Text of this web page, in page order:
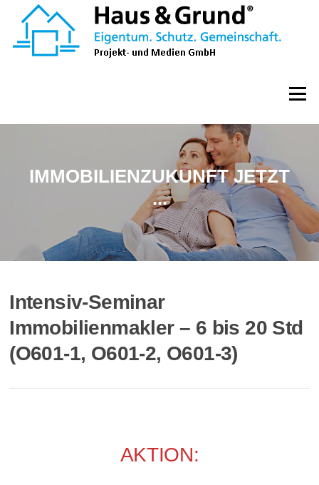
Inhalt
springen
Menü
IMMOBILIENZUKUNFT JETZT
...
Intensiv-Seminar
Immobilienmakler – 6 bis 20 Std
(O601-1, O601-2, O601-3)
AKTION: